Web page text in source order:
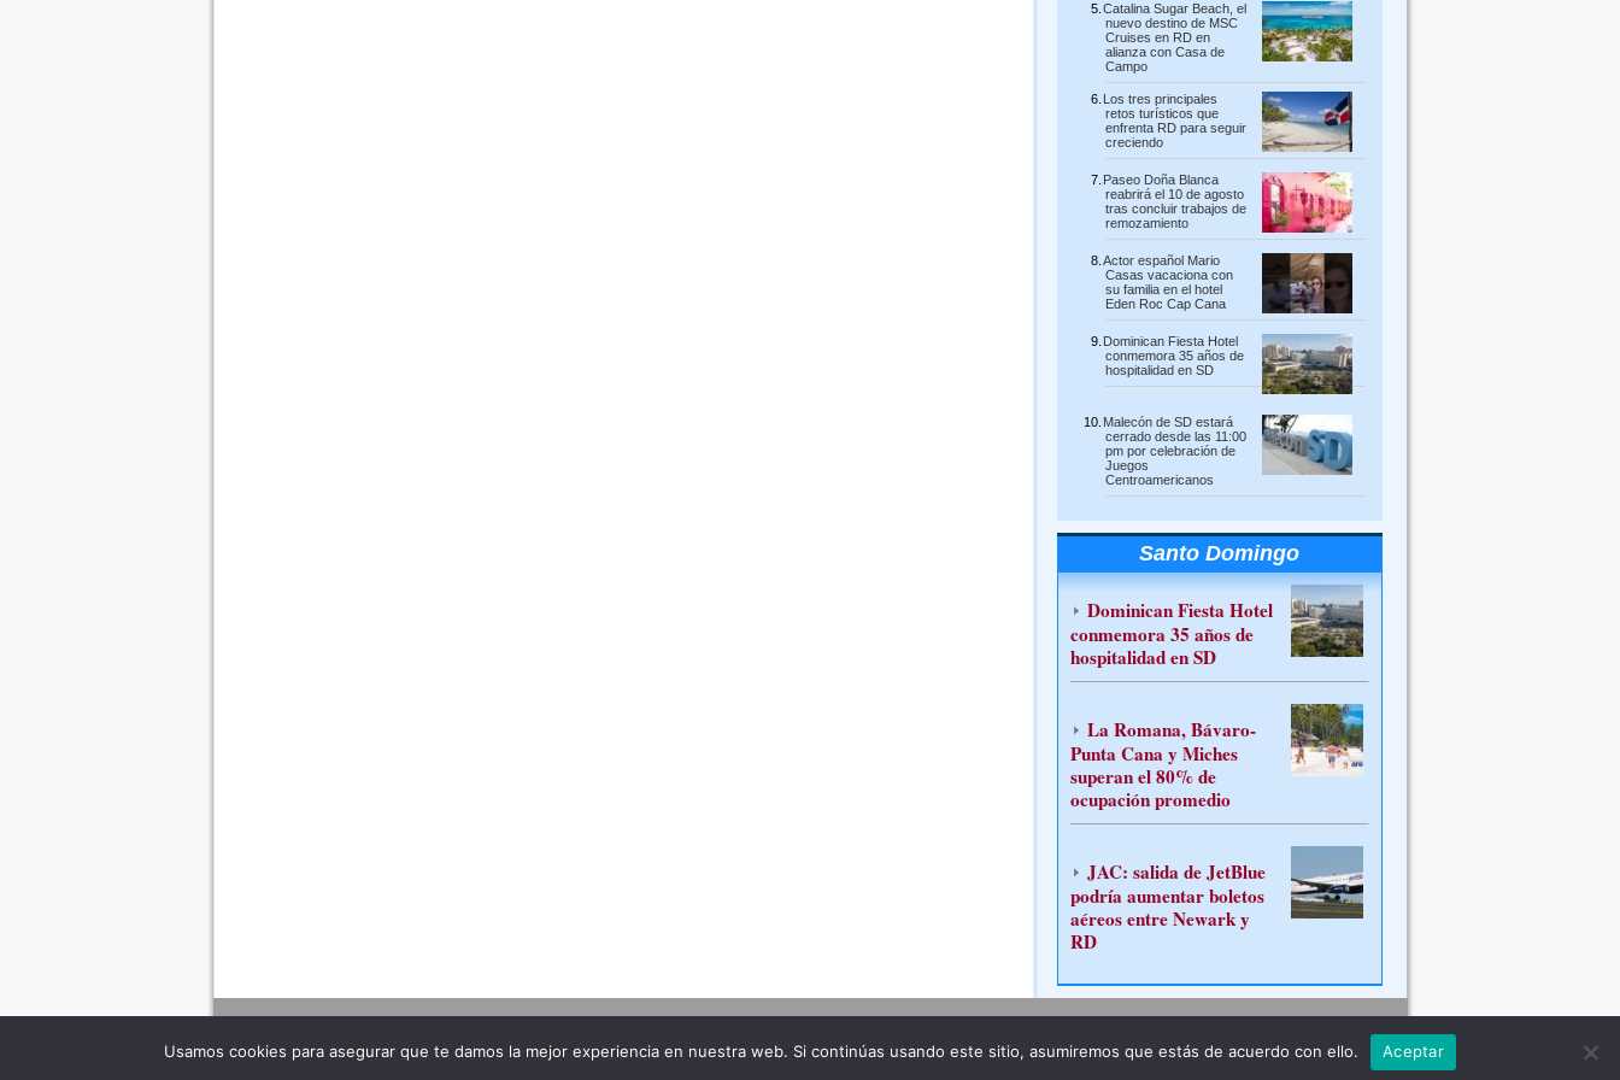
Catalina Sugar Beach, el
nuevo destino de MSC
Cruises en RD en
alianza con Casa de
Campo
Los tres principales
retos turísticos que
enfrenta RD para seguir
creciendo
Paseo Doña Blanca
reabrirá el 10 de agosto
tras concluir trabajos de
remozamiento
Actor español Mario
Casas vacaciona con
su familia en el hotel
Eden Roc Cap Cana
Dominican Fiesta Hotel
conmemora 35 años de
hospitalidad en SD
Malecón de SD estará
cerrado desde las 11:00
pm por celebración de
Juegos
Centroamericanos
Santo Domingo
Dominican Fiesta Hotel
conmemora 35 años de
hospitalidad en SD
La Romana, Bávaro-
Punta Cana y Miches
superan el 80% de
ocupación promedio
JAC: salida de JetBlue
podría aumentar boletos
aéreos entre Newark y
RD
Usamos cookies para asegurar que te damos la mejor experiencia en nuestra web. Si continúas usando este sitio, asumiremos que estás de acuerdo con ello. Aceptar